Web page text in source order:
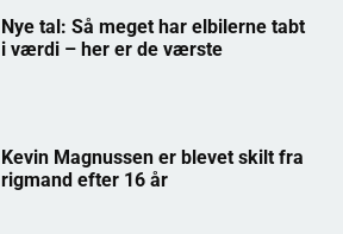
Nye tal: Så meget har elbilerne tabt
i værdi – her er de værste
Kevin Magnussen er blevet skilt fra
rigmand efter 16 år